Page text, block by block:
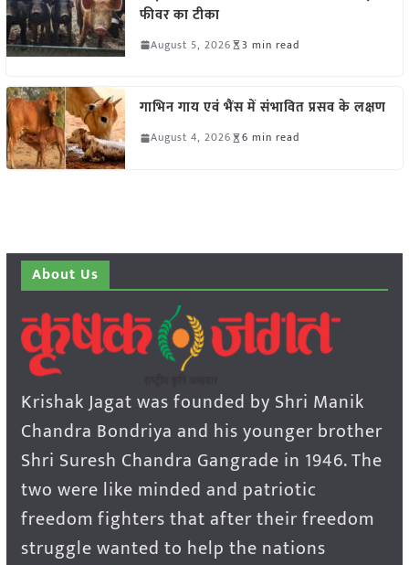
फीवर का टीका
August 5, 2026 3 min read
गाभिन गाय एवं भैंस में संभावित प्रसव के लक्षण
August 4, 2026 6 min read
About Us
Krishak Jagat was founded by Shri Manik
Chandra Bondriya and his younger brother
Shri Suresh Chandra Gangrade in 1946. The
two were like minded and patriotic
freedom fighters that after their freedom
struggle wanted to help the nations